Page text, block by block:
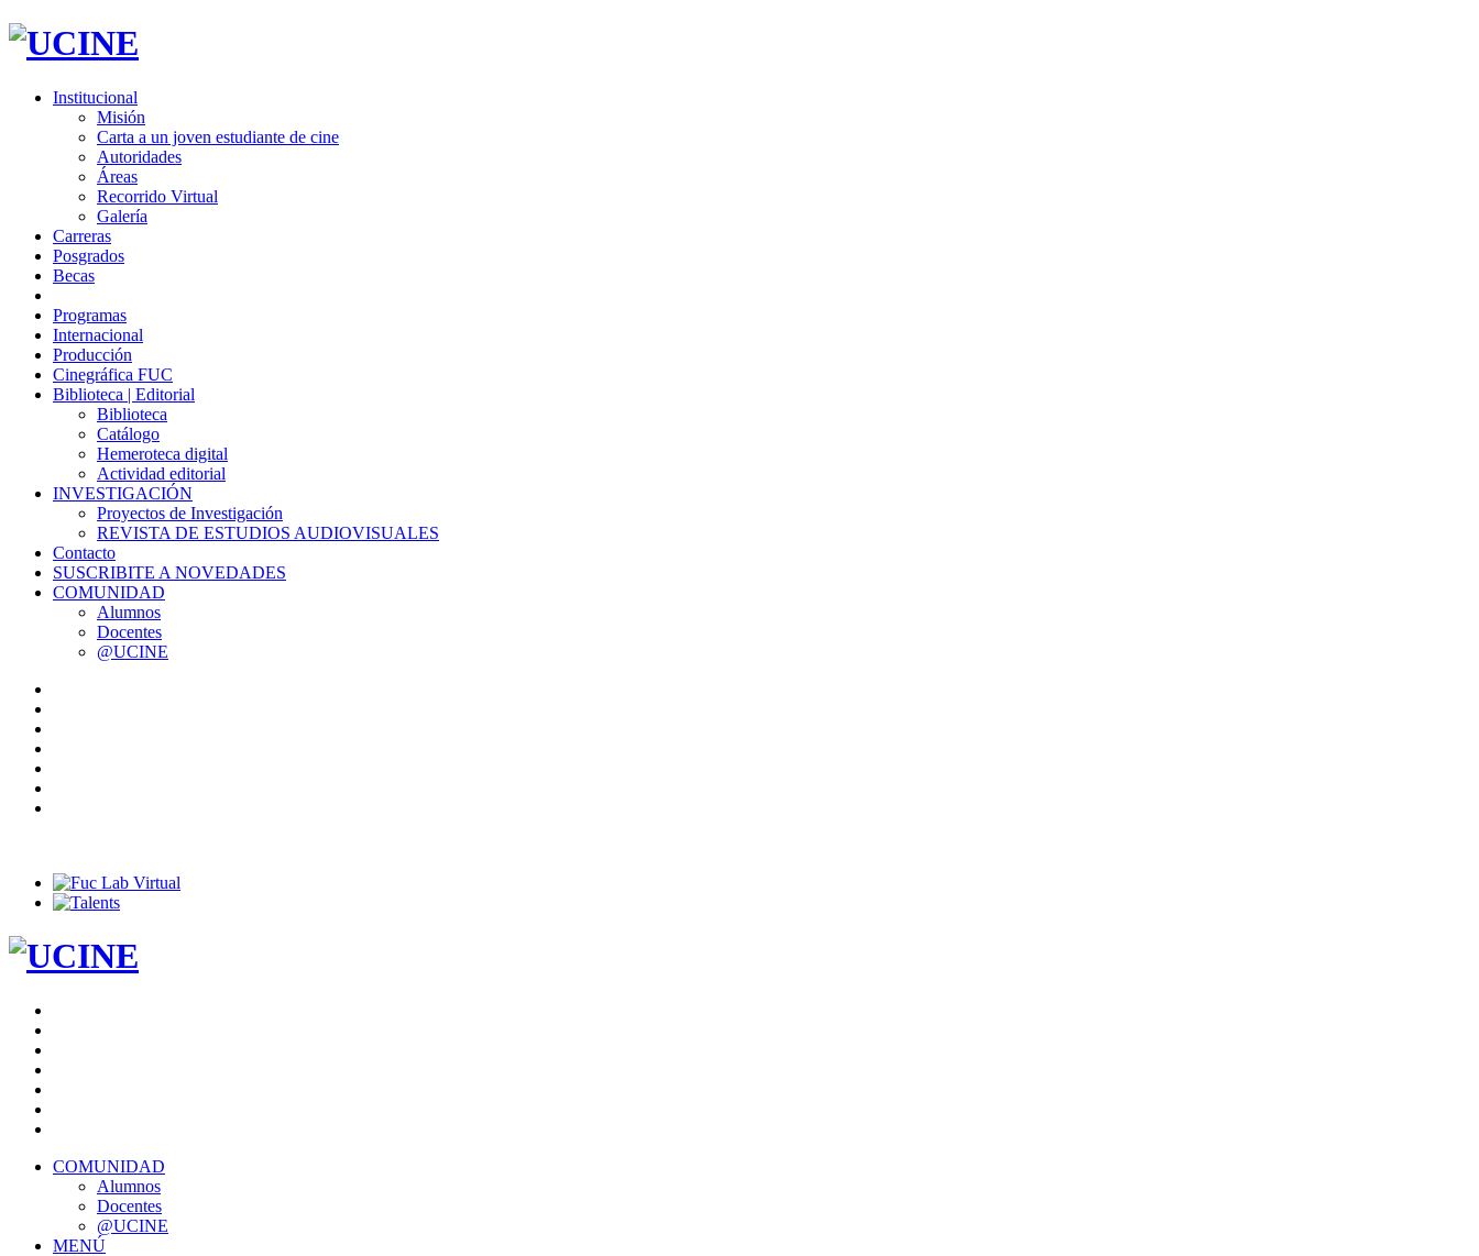
Institucional
Misión
Carta a un joven estudiante de cine
Autoridades
Áreas
Recorrido Virtual
Galería
Carreras
Posgrados
Becas
Programas
Internacional
Producción
Cinegráfica FUC
Biblioteca | Editorial
Biblioteca
Catálogo
Hemeroteca digital
Actividad editorial
INVESTIGACIÓN
Proyectos de Investigación
REVISTA DE ESTUDIOS AUDIOVISUALES
Contacto
SUSCRIBITE A NOVEDADES
COMUNIDAD
Alumnos
Docentes
@UCINE
COMUNIDAD
Alumnos
Docentes
@UCINE
MENÚ